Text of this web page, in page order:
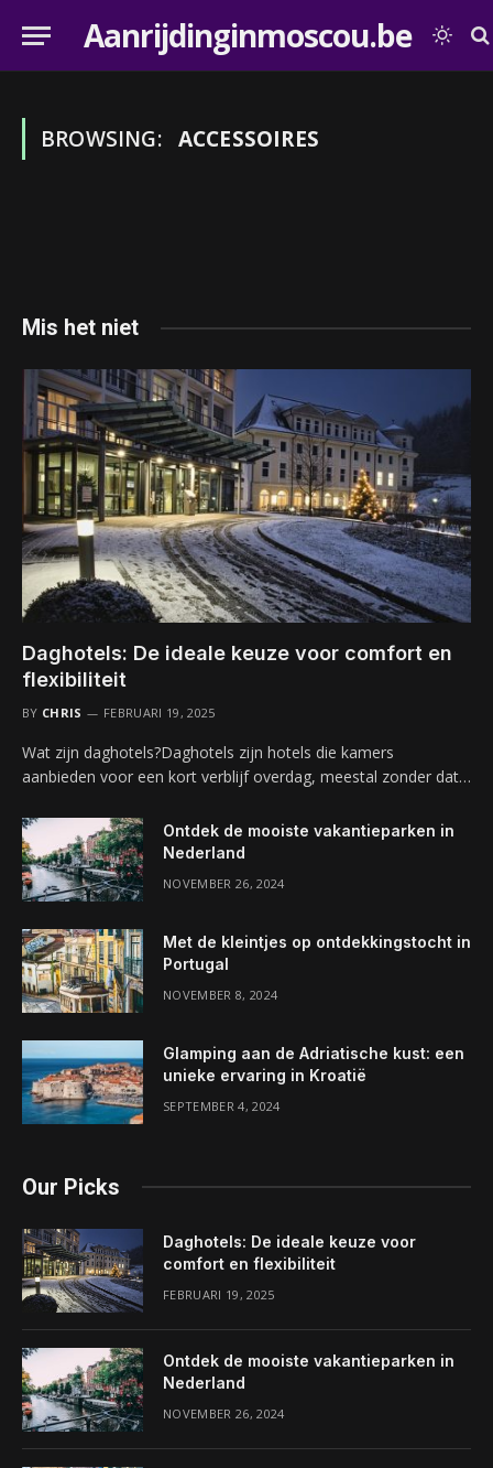
Aanrijdinginmoscou.be
BROWSING: ACCESSOIRES
Mis het niet
Daghotels: De ideale keuze voor comfort en
flexibiliteit
BY CHRIS FEBRUARI 19, 2025
Wat zijn daghotels?Daghotels zijn hotels die kamers
aanbieden voor een kort verblijf overdag, meestal zonder dat…
Ontdek de mooiste vakantieparken in
Nederland
NOVEMBER 26, 2024
Met de kleintjes op ontdekkingstocht in
Portugal
NOVEMBER 8, 2024
Glamping aan de Adriatische kust: een
unieke ervaring in Kroatië
SEPTEMBER 4, 2024
Our Picks
Daghotels: De ideale keuze voor
comfort en flexibiliteit
FEBRUARI 19, 2025
Ontdek de mooiste vakantieparken in
Nederland
NOVEMBER 26, 2024